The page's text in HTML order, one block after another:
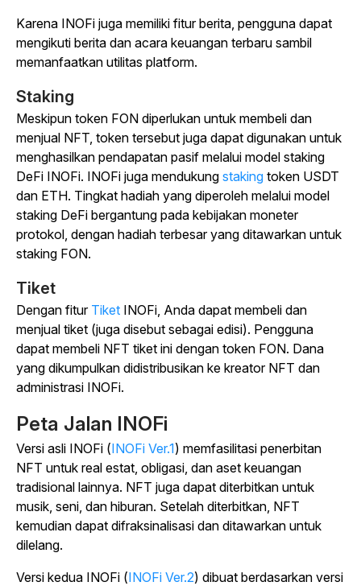
Karena INOFi juga memiliki fitur berita, pengguna dapat
mengikuti berita dan acara keuangan terbaru sambil
memanfaatkan utilitas platform.
Staking
Meskipun token FON diperlukan untuk membeli dan
menjual NFT, token tersebut juga dapat digunakan untuk
menghasilkan pendapatan pasif melalui model staking
DeFi INOFi. INOFi juga mendukung staking token USDT
dan ETH. Tingkat hadiah yang diperoleh melalui model
staking DeFi bergantung pada kebijakan moneter
protokol, dengan hadiah terbesar yang ditawarkan untuk
staking FON.
Tiket
Dengan fitur Tiket INOFi, Anda dapat membeli dan
menjual tiket (juga disebut sebagai edisi). Pengguna
dapat membeli NFT tiket ini dengan token FON. Dana
yang dikumpulkan didistribusikan ke kreator NFT dan
administrasi INOFi.
Peta Jalan INOFi
Versi asli INOFi (INOFi Ver.1) memfasilitasi penerbitan
NFT untuk real estat, obligasi, dan aset keuangan
tradisional lainnya. NFT juga dapat diterbitkan untuk
musik, seni, dan hiburan. Setelah diterbitkan, NFT
kemudian dapat difraksinalisasi dan ditawarkan untuk
dilelang.
Versi kedua INOFi (INOFi Ver.2) dibuat berdasarkan versi